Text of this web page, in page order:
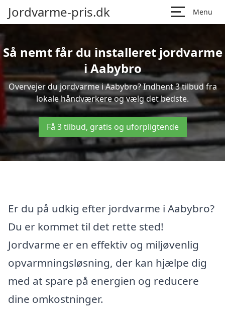
Jordvarme-pris.dk Menu
Så nemt får du installeret jordvarme
i Aabybro
Overvejer du jordvarme i Aabybro? Indhent 3 tilbud fra
lokale håndværkere og vælg det bedste.
Få 3 tilbud, gratis og uforpligtende
Er du på udkig efter jordvarme i Aabybro?
Du er kommet til det rette sted!
Jordvarme er en effektiv og miljøvenlig
opvarmningsløsning, der kan hjælpe dig
med at spare på energien og reducere
dine omkostninger.